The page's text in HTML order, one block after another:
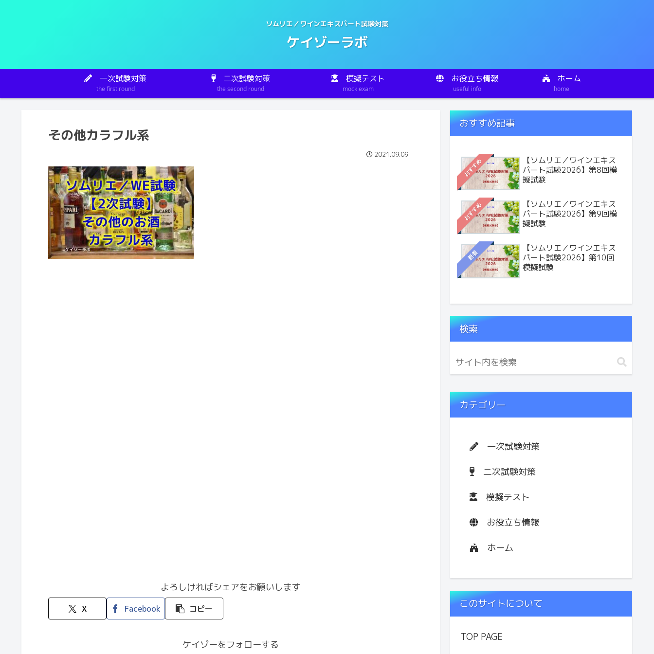
ソムリエ／ワインエキスパート試験対策
ケイゾーラボ
一次試験対策
the first round
二次試験対策
the second round
模擬テスト
mock exam
お役立ち情報
useful info
ホーム
home
その他カラフル系
2021.09.09
よろしければシェアをお願いします
X Facebook コピー
ケイゾーをフォローする
おすすめ記事
おすすめ
【ソムリエ／ワインエキス
パート試験2026】第8回模
擬試験
おすすめ
【ソムリエ／ワインエキス
パート試験2026】第9回模
擬試験
新着
【ソムリエ／ワインエキス
パート試験2026】第10回
模擬試験
検索
カテゴリー
一次試験対策
二次試験対策
模擬テスト
お役立ち情報
ホーム
このサイトについて
TOP PAGE